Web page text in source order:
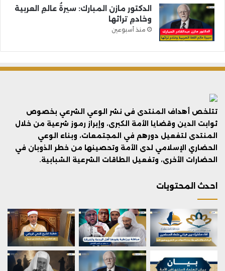
الدكتور مازن المبارك: سيرةُ عالمِ العربية
وخادمِ تراثها
منذ أسبوعين
تتلخص أهداف المنتدى فى نشر الوعي الشرعي بخصوص
ثوابت الدين وقضايا الأمة الكبرى، وإبراز رموز شرعية من خلال
المنتدى لتفعيل دورهم في المجتمعات، وبناء الوعي
الحضاري الإسلامي لدى الأمة وتحصينها من خطر الذوبان في
الحضارات الأخرى، وتفعيل الطاقات الشرعية الشبابية.
احدث المحتويات